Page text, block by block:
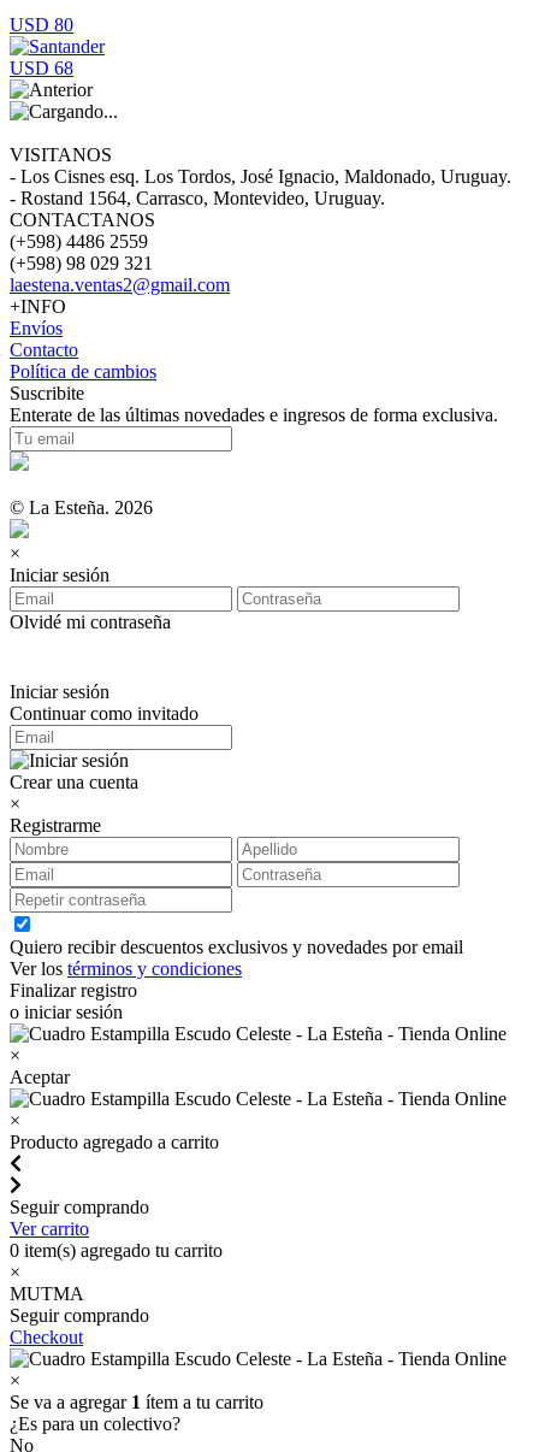
USD 80
USD 68
VISITANOS
- Los Cisnes esq. Los Tordos, José Ignacio, Maldonado, Uruguay.
- Rostand 1564, Carrasco, Montevideo, Uruguay.
CONTACTANOS
(+598) 4486 2559
(+598) 98 029 321
laestena.ventas2@gmail.com
+INFO
Envíos
Contacto
Política de cambios
Suscribite
Enterate de las últimas novedades e ingresos de forma exclusiva.
© La Esteña. 2026
×
Iniciar sesión
Olvidé mi contraseña
Iniciar sesión
Continuar como invitado
Crear una cuenta
×
Registrarme
Quiero recibir descuentos exclusivos y novedades por email
Ver los términos y condiciones
Finalizar registro
o iniciar sesión
×
Aceptar
×
Producto agregado a carrito
Seguir comprando
Ver carrito
0 item(s) agregado tu carrito
×
MUTMA
Seguir comprando
Checkout
×
Se va a agregar 1 ítem a tu carrito
¿Es para un colectivo?
No